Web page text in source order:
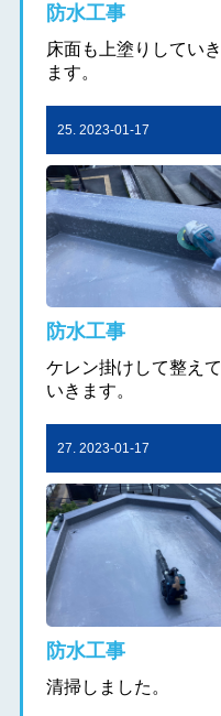
防水工事
床面も上塗りしていき
ます。
25. 2023-01-17
防水工事
ケレン掛けして整えて
いきます。
27. 2023-01-17
防水工事
清掃しました。